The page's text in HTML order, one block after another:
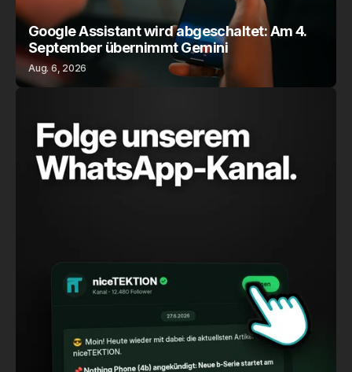
Google Assistant wird abgeschaltet: Am 4.
September übernimmt Gemini
Aug. 6, 2026